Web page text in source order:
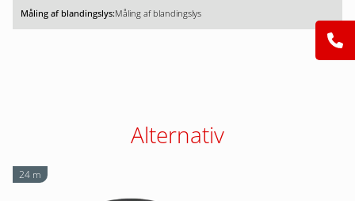
Måling af blandingslys
Alternativ
24 m